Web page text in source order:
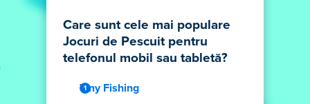
Care sunt cele mai populare
Jocuri de Pescuit pentru
telefonul mobil sau tabletă?
Tiny Fishing